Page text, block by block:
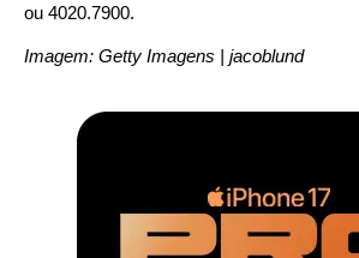
ou 4020.7900.
Imagem: Getty Imagens | jacoblund